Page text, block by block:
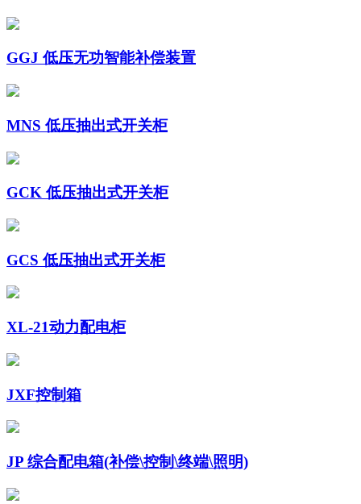
GGJ 低压无功智能补偿装置
MNS 低压抽出式开关柜
GCK 低压抽出式开关柜
GCS 低压抽出式开关柜
XL-21动力配电柜
JXF控制箱
JP 综合配电箱(补偿\控制\终端\照明)